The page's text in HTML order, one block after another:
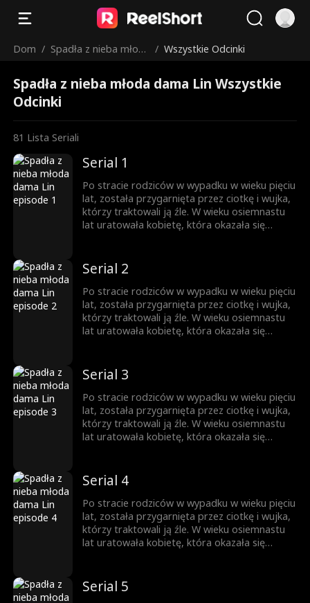
Dom / Spadła z nieba młod
/ Wszystkie Odcinki
Spadła z nieba młoda dama Lin Wszystkie
Odcinki
81 Lista Seriali
Serial 1
Po stracie rodziców w wypadku w wieku pięciu
lat, została przygarnięta przez ciotkę i wujka,
którzy traktowali ją źle. W wieku osiemnastu
lat uratowała kobietę, która okazała się
charakter, jego trójka dzieci ukryła swoje
tożsamości, ale ostatecznie poruszyła ich jej
dobroć i wytrwałość.
Serial 2
Po stracie rodziców w wypadku w wieku pięciu
lat, została przygarnięta przez ciotkę i wujka,
którzy traktowali ją źle. W wieku osiemnastu
lat uratowała kobietę, która okazała się
charakter, jego trójka dzieci ukryła swoje
tożsamości, ale ostatecznie poruszyła ich jej
dobroć i wytrwałość.
Serial 3
Po stracie rodziców w wypadku w wieku pięciu
lat, została przygarnięta przez ciotkę i wujka,
którzy traktowali ją źle. W wieku osiemnastu
lat uratowała kobietę, która okazała się
charakter, jego trójka dzieci ukryła swoje
tożsamości, ale ostatecznie poruszyła ich jej
dobroć i wytrwałość.
Serial 4
Po stracie rodziców w wypadku w wieku pięciu
lat, została przygarnięta przez ciotkę i wujka,
którzy traktowali ją źle. W wieku osiemnastu
lat uratowała kobietę, która okazała się
charakter, jego trójka dzieci ukryła swoje
tożsamości, ale ostatecznie poruszyła ich jej
Serial 5